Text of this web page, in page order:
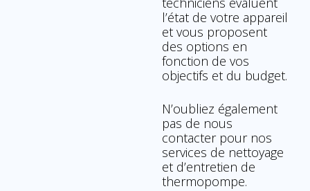
l’état de votre appareil
et vous proposent
des options en
fonction de vos
objectifs et du budget.
N’oubliez également
pas de nous
contacter pour nos
services de nettoyage
et d’entretien de
thermopompe.